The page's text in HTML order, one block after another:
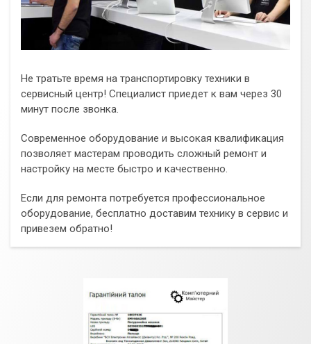
Не тратьте время на транспортировку техники в
сервисный центр! Специалист приедет к вам через 30
минут после звонка.
Современное оборудование и высокая квалификация
позволяет мастерам проводить сложный ремонт и
настройку на месте быстро и качественно.
Если для ремонта потребуется профессиональное
оборудование, бесплатно доставим технику в сервис и
привезем обратно!